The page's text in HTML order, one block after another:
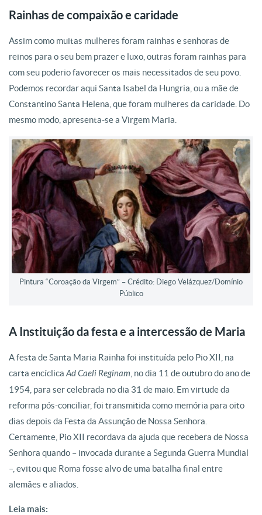
Rainhas de compaixão e caridade
Assim como muitas mulheres foram rainhas e senhoras de
reinos para o seu bem prazer e luxo, outras foram rainhas para
com seu poderio favorecer os mais necessitados de seu povo.
Podemos recordar aqui Santa Isabel da Hungria, ou a mãe de
Constantino Santa Helena, que foram mulheres da caridade. Do
mesmo modo, apresenta-se a Virgem Maria.
Pintura “Coroação da Virgem” – Crédito: Diego Velázquez/Domínio
Público
A Instituição da festa e a intercessão de Maria
A festa de Santa Maria Rainha foi instituída pelo Pio XII, na
carta encíclicaAd Caeli Reginam, no dia 11 de outubro do ano de
1954, para ser celebrada no dia 31 de maio. Em virtude da
reforma pós-conciliar, foi transmitida como memória para oito
dias depois da Festa da Assunção de Nossa Senhora.
Certamente, Pio XII recordava da ajuda que recebera de Nossa
Senhora quando – invocada durante a Segunda Guerra Mundial
–, evitou que Roma fosse alvo de uma batalha final entre
alemães e aliados.
Leia mais: